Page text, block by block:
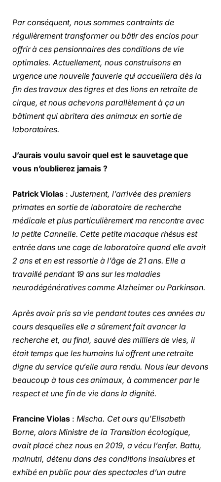
Par conséquent, nous sommes contraints de
régulièrement transformer ou bâtir des enclos pour
offrir à ces pensionnaires des conditions de vie
optimales. Actuellement, nous construisons en
urgence une nouvelle fauverie qui accueillera dès la
fin des travaux des tigres et des lions en retraite de
cirque, et nous achevons parallèlement à ça un
bâtiment qui abritera des animaux en sortie de
laboratoires.
J’aurais voulu savoir quel est le sauvetage que
vous n’oublierez jamais ?
Patrick Violas: Justement, l’arrivée des premiers
primates en sortie de laboratoire de recherche
médicale et plus particulièrement ma rencontre avec
la petite Cannelle. Cette petite macaque rhésus est
entrée dans une cage de laboratoire quand elle avait
2 ans et en est ressortie à l’âge de 21 ans. Elle a
travaillé pendant 19 ans sur les maladies
neurodégénératives comme Alzheimer ou Parkinson.
Après avoir pris sa vie pendant toutes ces années au
cours desquelles elle a sûrement fait avancer la
recherche et, au final, sauvé des milliers de vies, il
était temps que les humains lui offrent une retraite
digne du service qu’elle aura rendu. Nous leur devons
beaucoup à tous ces animaux, à commencer par le
respect et une fin de vie dans la dignité.
Francine Violas: Mischa. Cet ours qu’Elisabeth
Borne, alors Ministre de la Transition écologique,
avait placé chez nous en 2019, a vécu l’enfer. Battu,
malnutri, détenu dans des conditions insalubres et
exhibé en public pour des spectacles d’un autre